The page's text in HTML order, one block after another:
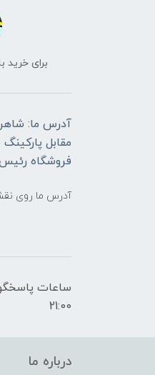
برای خرید بالای
آدرس ما:
مقابل
فروشگاه
آدرس ما روی
21:00
درباره ما